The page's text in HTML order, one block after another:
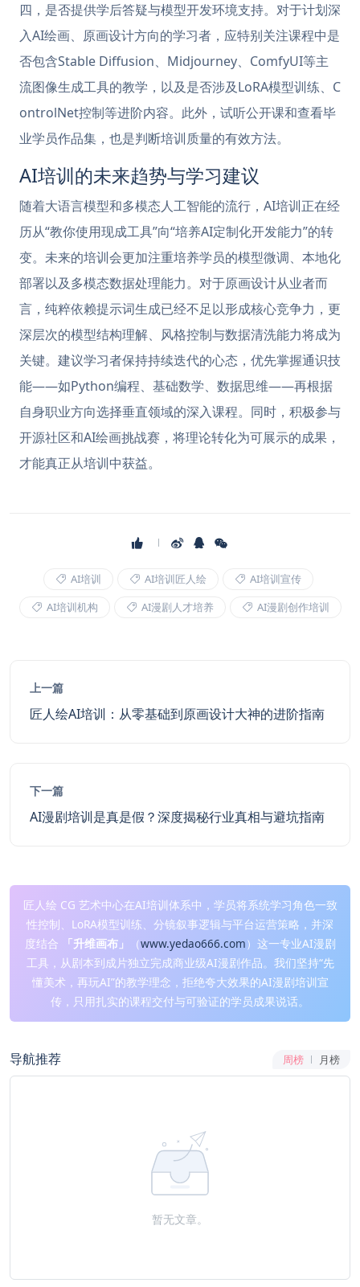
四，是否提供学后答疑与模型开发环境支持。对于计划深
入AI绘画、原画设计方向的学习者，应特别关注课程中是
否包含Stable Diffusion、Midjourney、ComfyUI等主
流图像生成工具的教学，以及是否涉及LoRA模型训练、C
ontrolNet控制等进阶内容。此外，试听公开课和查看毕
业学员作品集，也是判断培训质量的有效方法。
AI培训的未来趋势与学习建议
随着大语言模型和多模态人工智能的流行，AI培训正在经
历从“教你使用现成工具”向“培养AI定制化开发能力”的转
变。未来的培训会更加注重培养学员的模型微调、本地化
部署以及多模态数据处理能力。对于原画设计从业者而
言，纯粹依赖提示词生成已经不足以形成核心竞争力，更
深层次的模型结构理解、风格控制与数据清洗能力将成为
关键。建议学习者保持持续迭代的心态，优先掌握通识技
能——如Python编程、基础数学、数据思维——再根据
自身职业方向选择垂直领域的深入课程。同时，积极参与
开源社区和AI绘画挑战赛，将理论转化为可展示的成果，
才能真正从培训中获益。
AI培训 AI培训匠人绘
AI培训宣传
AI培训机构
AI漫剧人才培养 AI漫剧创作培训
上一篇
匠人绘AI培训：从零基础到原画设计大神的进阶指南
下一篇
AI漫剧培训是真是假？深度揭秘行业真相与避坑指南
匠人绘 CG 艺术中心在AI培训体系中，学员将系统学习角色一致
性控制、LoRA模型训练、分镜叙事逻辑与平台运营策略，并深
度结合
「升维画布」 （www.yedao666.com）这一专业AI漫剧
工具，从剧本到成片独立完成商业级AI漫剧作品。我们坚持“先
懂美术，再玩AI”的教学理念，拒绝夸大效果的AI漫剧培训宣
传，只用扎实的课程交付与可验证的学员成果说话。
导航推荐 周榜 月榜
暂无文章。